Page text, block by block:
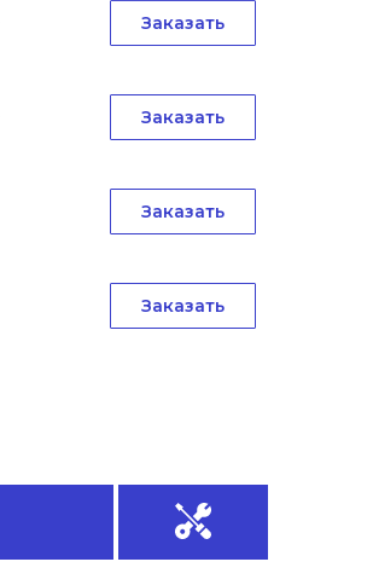
Заказать
Заказать
Заказать
Заказать